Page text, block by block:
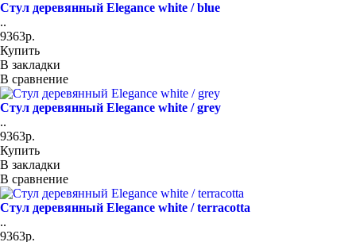
Стул деревянный Elegance white / blue
..
9363р.
Купить
В закладки
В сравнение
Стул деревянный Elegance white / grey
..
9363р.
Купить
В закладки
В сравнение
Стул деревянный Elegance white / terracotta
..
9363р.